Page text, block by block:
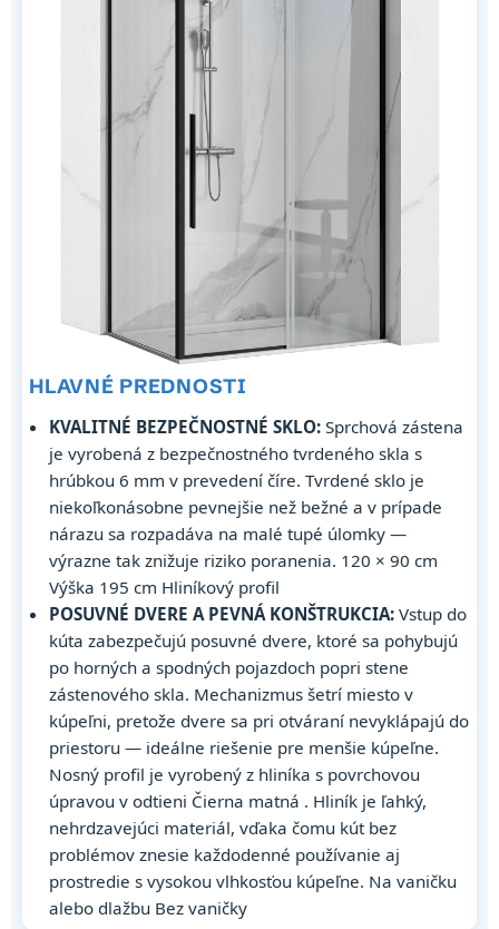
HLAVNÉ PREDNOSTI
KVALITNÉ BEZPEČNOSTNÉ SKLO: Sprchová zástena
je vyrobená z bezpečnostného tvrdeného skla s
hrúbkou 6 mm v prevedení číre. Tvrdené sklo je
niekoľkonásobne pevnejšie než bežné a v prípade
nárazu sa rozpadáva na malé tupé úlomky —
výrazne tak znižuje riziko poranenia. 120 × 90 cm
Výška 195 cm Hliníkový profil
POSUVNÉ DVERE A PEVNÁ KONŠTRUKCIA: Vstup do
kúta zabezpečujú posuvné dvere, ktoré sa pohybujú
po horných a spodných pojazdoch popri stene
zástenového skla. Mechanizmus šetrí miesto v
kúpeľni, pretože dvere sa pri otváraní nevyklápajú do
priestoru — ideálne riešenie pre menšie kúpeľne.
Nosný profil je vyrobený z hliníka s povrchovou
úpravou v odtieni Čierna matná . Hliník je ľahký,
nehrdzavejúci materiál, vďaka čomu kút bez
problémov znesie každodenné používanie aj
prostredie s vysokou vlhkosťou kúpeľne. Na vaničku
alebo dlažbu Bez vaničky